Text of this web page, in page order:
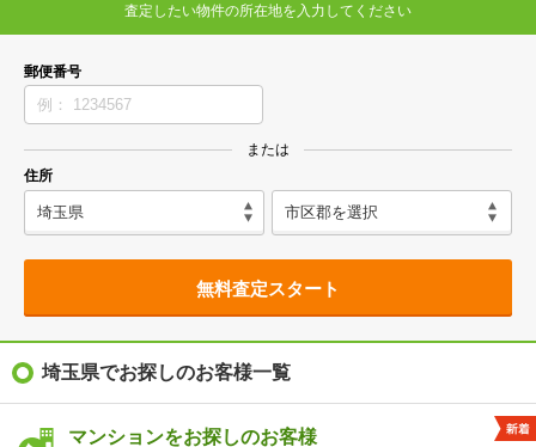
査定したい物件の所在地を入力してください
郵便番号
または
住所
無料査定スタート
埼玉県でお探しのお客様一覧
マンションをお探しのお客様